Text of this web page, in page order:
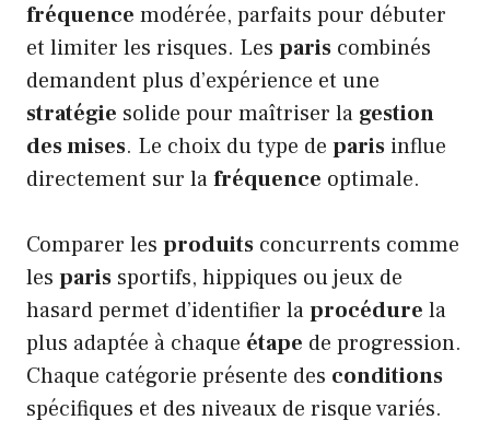
fréquence modérée, parfaits pour débuter
et limiter les risques. Les paris combinés
demandent plus d’expérience et une
stratégie solide pour maîtriser la gestion
des mises. Le choix du type de paris influe
directement sur lafréquence optimale.
Comparer les produits concurrents comme
les paris sportifs, hippiques ou jeux de
hasard permet d’identifier laprocédure la
plus adaptée à chaque étape de progression.
Chaque catégorie présente des conditions
spécifiques et des niveaux de risque variés.